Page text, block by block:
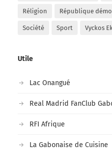
Réligion République
Société Sport Vyckos
Utile
Lac Onangué
Real Madrid FanClub
RFI Afrique
La Gabonaise de Cuisine